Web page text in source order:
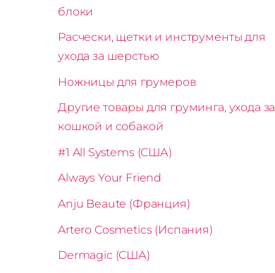
блоки
Расчески, щетки и инструменты для
ухода за шерстью
Ножницы для грумеров
Другие товары для груминга, ухода за
кошкой и собакой
#1 All Systems (США)
Always Your Friend
Anju Beaute (Франция)
Artero Cosmetics (Испания)
Dermagic (США)